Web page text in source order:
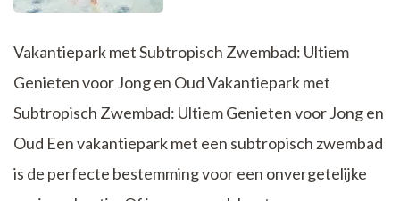
Vakantiepark met Subtropisch Zwembad: Ultiem
Genieten voor Jong en Oud Vakantiepark met
Subtropisch Zwembad: Ultiem Genieten voor Jong en
Oud Een vakantiepark met een subtropisch zwembad
is de perfecte bestemming voor een onvergetelijke